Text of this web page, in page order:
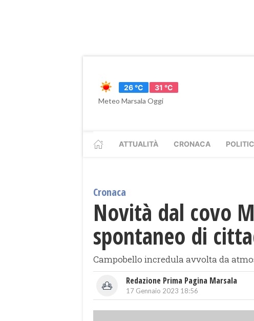
26 °C
31 °C
Meteo Marsala Oggi
ATTUALITÀ CRONACA
Cronaca
Novità dal covo
spontaneo di
Campobello incredula avvolta da
Redazione Prima Pagina Marsala
17 Gennaio 2023 18:56